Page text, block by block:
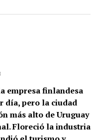
empresa finlandesa
día, pero la ciudad
más alto de Uruguay
Floreció la industria